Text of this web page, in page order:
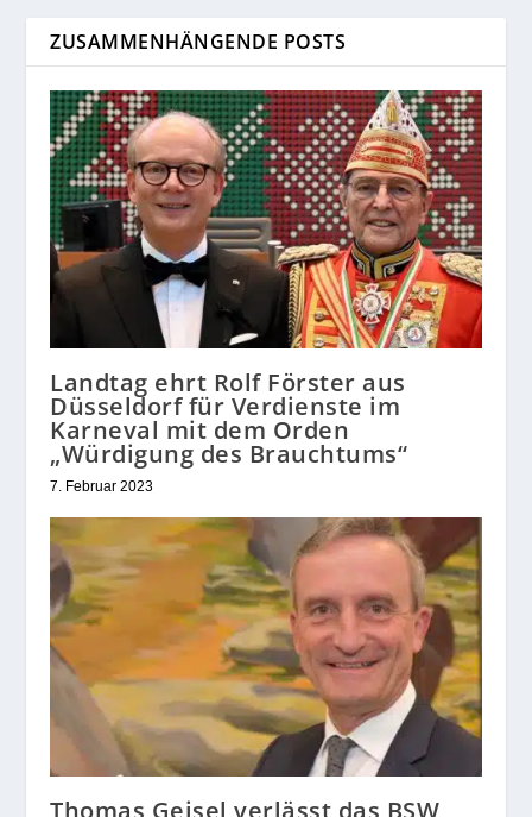
ZUSAMMENHÄNGENDE POSTS
Landtag ehrt Rolf Förster aus
Düsseldorf für Verdienste im
Karneval mit dem Orden
„Würdigung des Brauchtums“
7. Februar 2023